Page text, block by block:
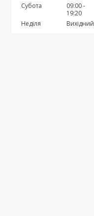
Субота
09:00
19:20
Неділя
Вихідний